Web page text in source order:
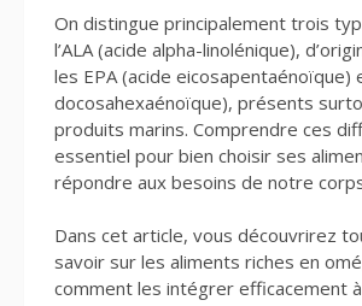
On distingue principalement trois
l’ALA (acide alpha-linolénique),
les EPA (acide eicosapentaénoïque)
docosahexaénoïque), présents
produits marins. Comprendre ces
essentiel pour bien choisir ses
répondre aux besoins de notre
Dans cet article, vous découvrirez
savoir sur les aliments riches en
comment les intégrer efficacement